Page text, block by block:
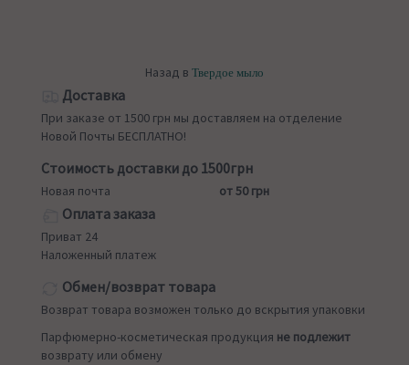
Назад в Твердое мыло
Доставка
При заказе от 1500 грн мы доставляем на отделение
Новой Почты БЕСПЛАТНО!
Стоимость доставки до 1500грн
Новая почта от 50 грн
Оплата заказа
Приват 24
Наложенный платеж
Обмен/возврат товара
Возврат товара возможен только до вскрытия упаковки
Парфюмерно-косметическая продукция не подлежит
возврату или обмену